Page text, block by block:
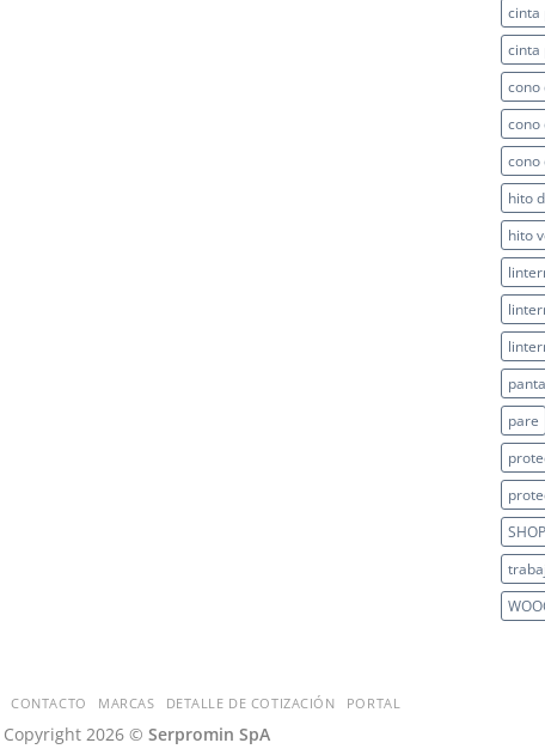
cinta
cinta
cono
cono
cono
hito
hito
pare
CONTACTO MARCAS DETALLE DE COTIZACIÓN PORTAL
Copyright 2026 ©Serpromin SpA